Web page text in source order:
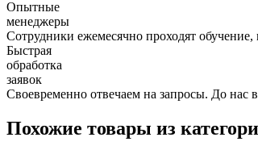
Опытные
менеджеры
Сотрудники ежемесячно проходят
Быстрая
обработка
заявок
Своевременно отвечаем на запросы. До нас
Похожие товары из